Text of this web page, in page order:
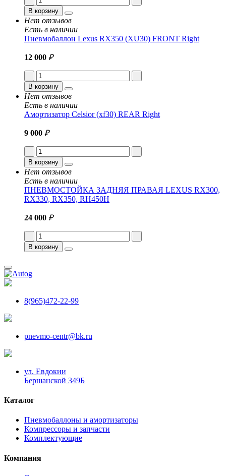
В корзину
Нет отзывов
Есть в наличии
Пневмобаллон Lexus RX350 (XU30) FRONT Right
12 000 ₽
В корзину
Нет отзывов
Есть в наличии
Амортизатор Celsior (xf30) REAR Right
9 000 ₽
В корзину
Нет отзывов
Есть в наличии
ПНЕВМОСТОЙКА ЗАДНЯЯ ПРАВАЯ LEXUS RX300,
RX330, RX350, RH450H
24 000 ₽
В корзину
8(965)472-22-99
pnevmo-centr@bk.ru
ул. Евдокии
Бершанской 349Б
Каталог
Пневмобаллоны и амортизаторы
Компрессоры и запчасти
Комплектующие
Компания